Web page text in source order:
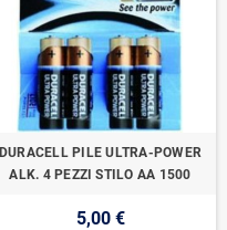
DURACELL PILE ULTRA-POWER
ALK. 4 PEZZI STILO AA 1500
5,00 €